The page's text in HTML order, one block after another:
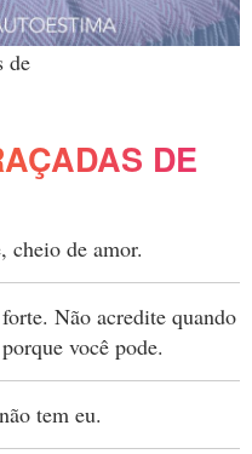
de
DE
cheio de amor.
Não acredite quando
você pode.
tem eu.